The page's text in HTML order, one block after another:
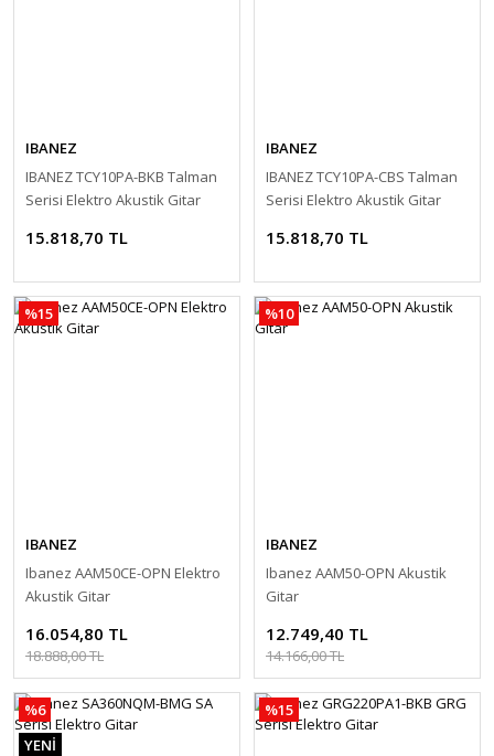
IBANEZ
IBANEZ TCY10PA-BKB Talman
Serisi Elektro Akustik Gitar
15.818,70 TL
IBANEZ
IBANEZ TCY10PA-CBS Talman
Serisi Elektro Akustik Gitar
15.818,70 TL
%15
IBANEZ
Ibanez AAM50CE-OPN Elektro
Akustik Gitar
16.054,80 TL
18.888,00 TL
%10
IBANEZ
Ibanez AAM50-OPN Akustik
Gitar
12.749,40 TL
14.166,00 TL
%6
YENİ
%15